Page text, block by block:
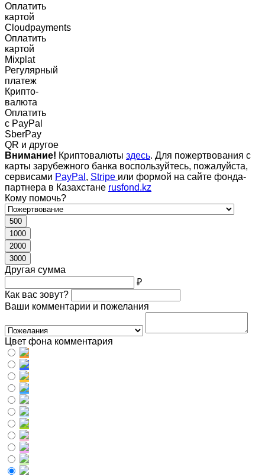
Оплатить
картой
Cloudpayments
Оплатить
картой
Mixplat
Регулярный
платеж
Крипто-
валюта
Оплатить
c PayPal
SberPay
QR и другое
Внимание! Криптовалюты здесь. Для пожертвования с
карты зарубежного банка воспользуйтесь, пожалуйста,
сервисами PayPal , Stripe или формой на сайте фонда-
партнера в Казахстане rusfond.kz
Кому помочь?
500
1000
2000
3000
Другая сумма
₽
Как вас зовут?
Ваши комментарии и пожелания
Цвет фона комментария